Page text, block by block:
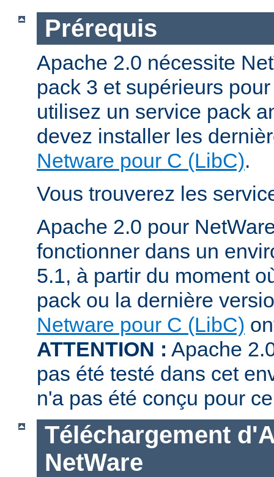
Prérequis
Apache 2.0 nécessite
pack 3 et supérieurs
utilisez un service pack
devez installer les
Netware pour C (LibC).
Vous trouverez les
Apache 2.0 pour
fonctionner dans un
5.1, à partir du moment
pack ou la dernière
Netware pour C (LibC)
ATTENTION : Apache
pas été testé dans cet
n'a pas été conçu pour
Téléchargement
NetWare